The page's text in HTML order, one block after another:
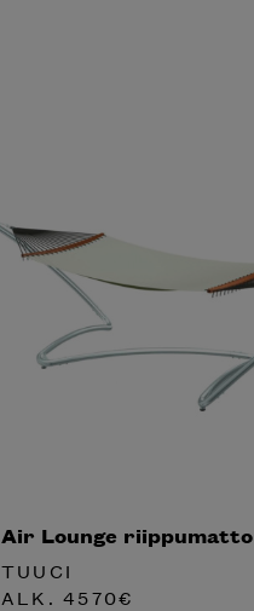
Air Lounge riippumatto
TUUCI
ALK.4570€